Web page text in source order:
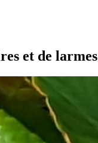
et de larmes